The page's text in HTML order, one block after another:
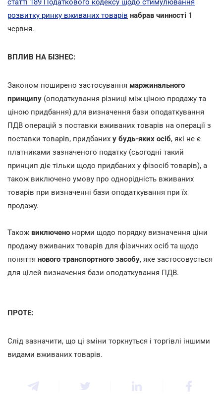
статті 189 Податкового кодексу щодо стимулювання
розвитку ринку вживаних товарів набрав чинності 1
червня.
ВПЛИВ НА БІЗНЕС:
Законом поширено застосування маржинального
принципу (оподаткування різниці між ціною продажу та
ціною придбання) для визначення бази оподаткування
ПДВ операцій з поставки вживаних товарів на операції з
поставки товарів, придбаних у будь-яких осіб, які не є
платниками зазначеного податку (сьогодні такий
принцип діє тільки щодо придбаних у фізосіб товарів), а
також виключено умову про однорідність вживаних
товарів при визначенні бази оподаткування при їх
продажу.
Також виключено норми щодо порядку визначення ціни
продажу вживаних товарів для фізичних осіб та щодо
поняття нового транспортного засобу, яке застосовується
для цілей визначення бази оподаткування ПДВ.
ПРОТЕ:
Слід зазначити, що ці зміни торкнуться і торгівлі іншими
видами вживаних товарів.